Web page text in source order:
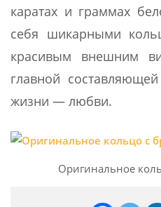
каратах и граммах
себя шикарными
красивым внешним
главной
жизни — любви.
Оригинальное